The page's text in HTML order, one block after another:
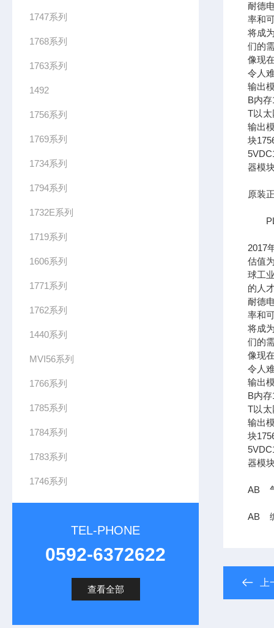
1747系列
1768系列
1763系列
1492
1756系列
1769系列
1734系列
1794系列
1732E系列
1719系列
1606系列
1771系列
1762系列
1440系列
MVI56系列
1766系列
1785系列
1784系列
1783系列
1746系列
TEL-PHONE
0592-6372622
查看全部
耐德
率和
将成
们的
像现
令人
输出
B内
T以太
输出
块
器模
原装
PLC
2017
估值
球工
的人
耐德
率和
将成
们的
像现
令人
输出
B内
T以太
输出
块
器模
AB
AB